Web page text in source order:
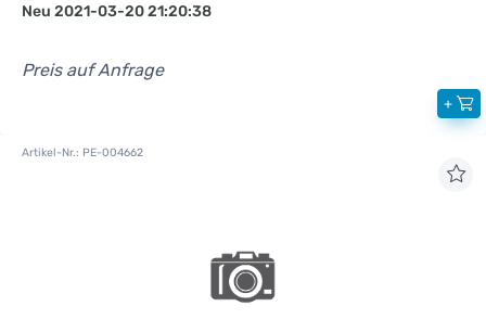
Neu 2021-03-20 21:20:38
Preis auf Anfrage
+
Artikel-Nr.: PE-004662